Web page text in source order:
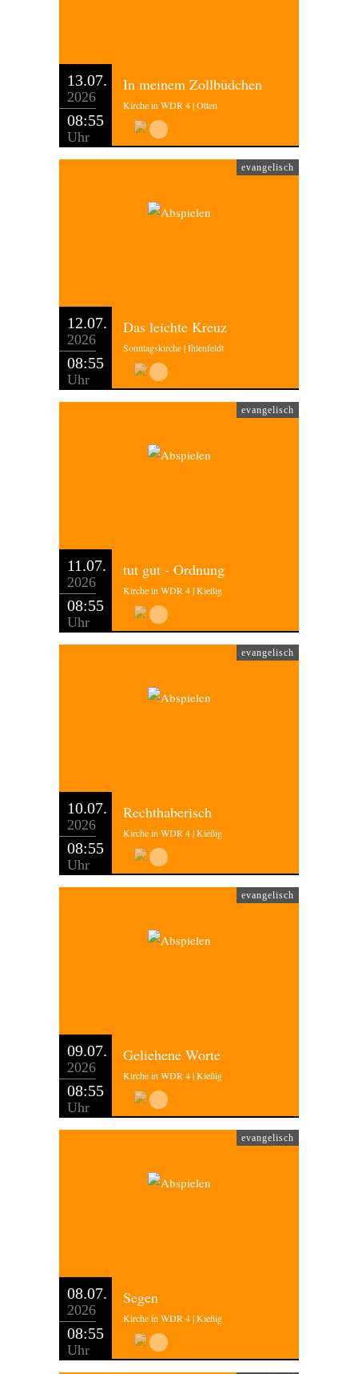
13.07.
2026
08:55
Uhr
In meinem Zollbüdchen
Kirche in WDR 4 | Otten
evangelisch
12.07.
2026
08:55
Uhr
Das leichte Kreuz
Sonntagskirche | Ihlenfeldt
evangelisch
11.07.
2026
08:55
Uhr
tut gut - Ordnung
Kirche in WDR 4 | Kießig
evangelisch
10.07.
2026
08:55
Uhr
Rechthaberisch
Kirche in WDR 4 | Kießig
evangelisch
09.07.
2026
08:55
Uhr
Geliehene Worte
Kirche in WDR 4 | Kießig
evangelisch
08.07.
2026
08:55
Uhr
Segen
Kirche in WDR 4 | Kießig